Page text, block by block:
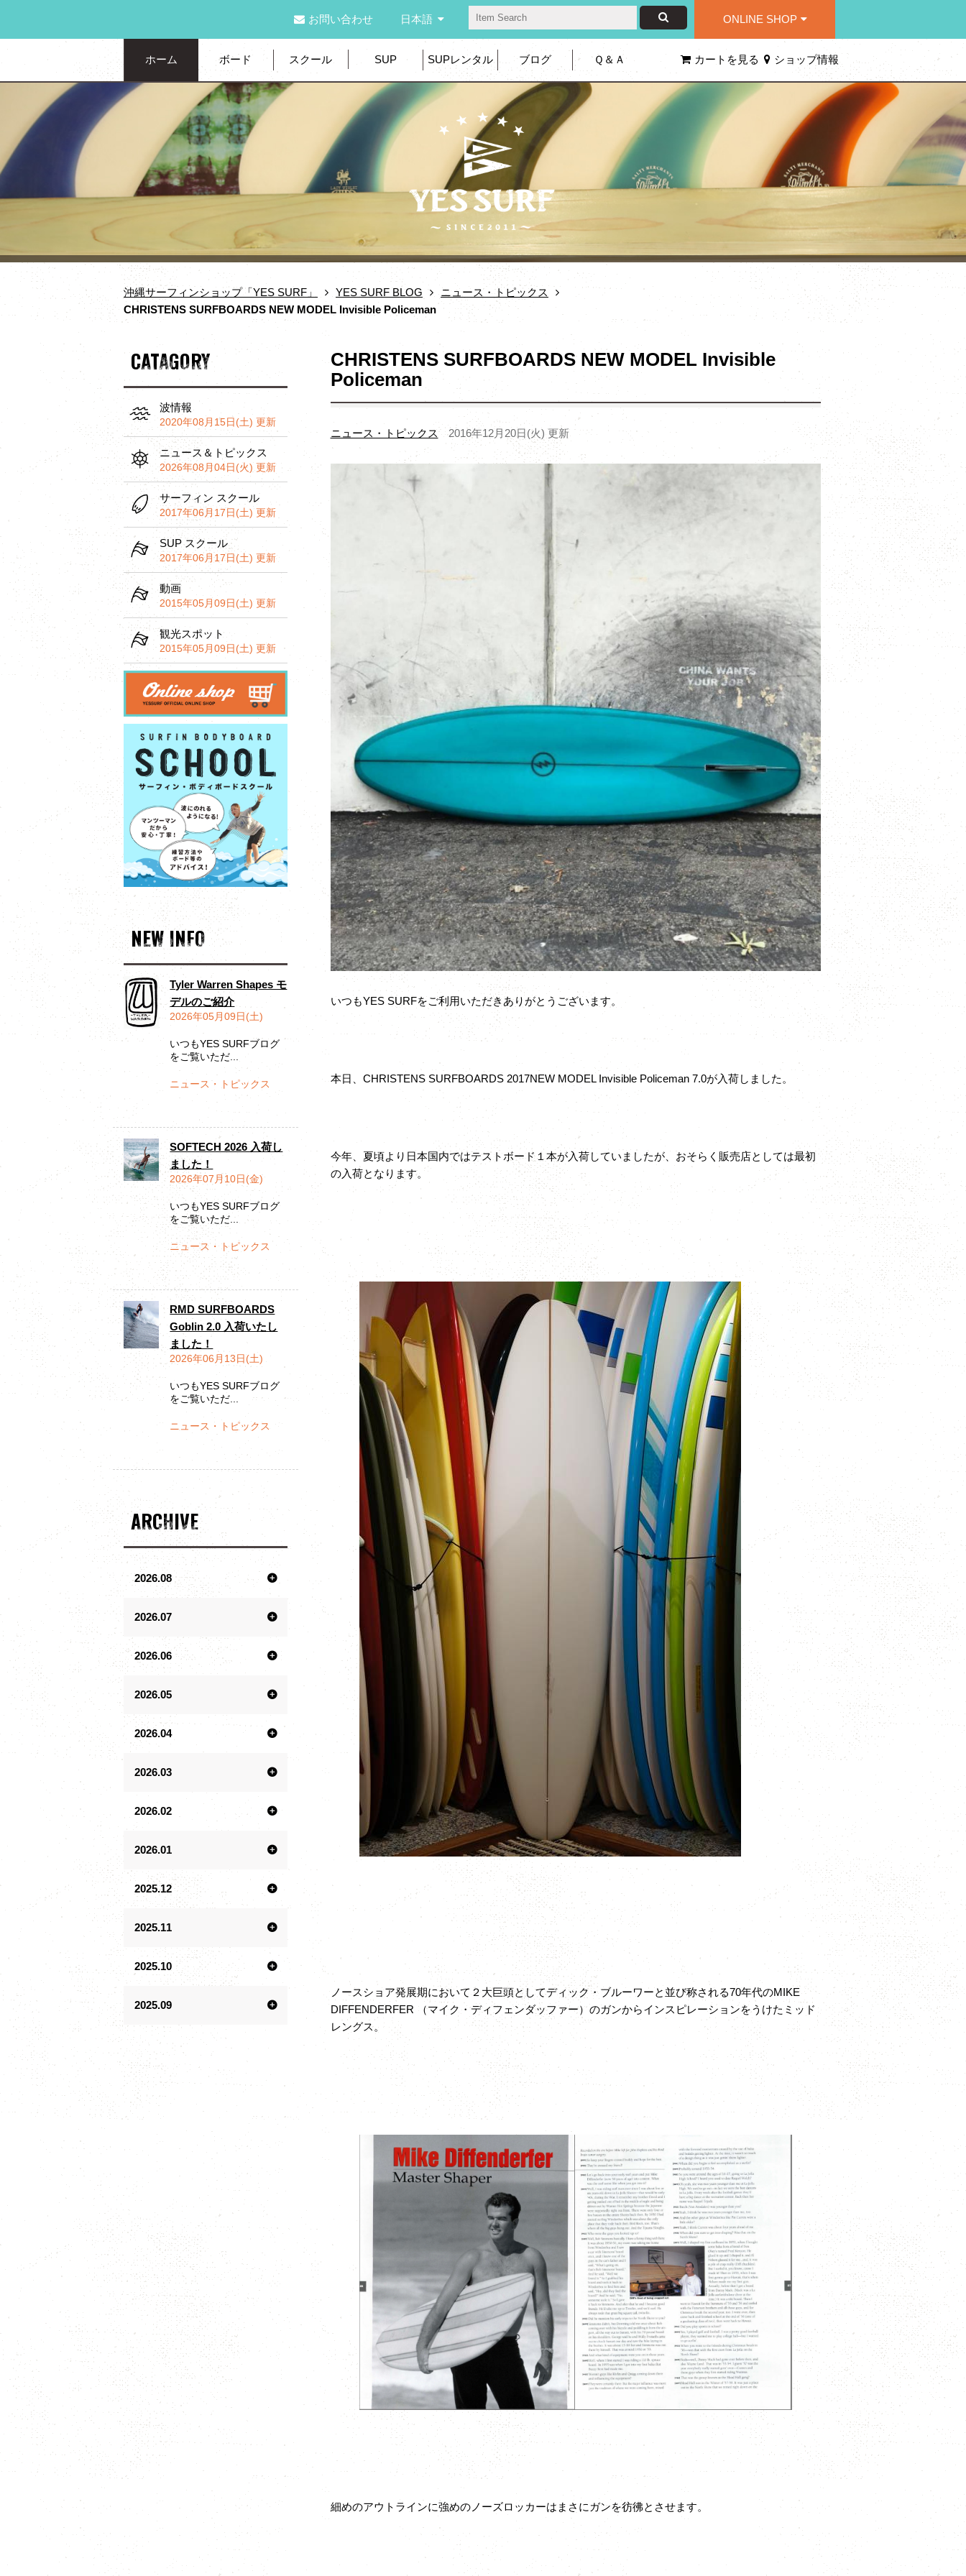
お問い合わせ 日本語 ONLINE SHOP
ホーム ボード スクール SUP SUPレンタル ブログ Ｑ＆Ａ カートを見る ショップ情報
沖縄サーフィンショップ「YES SURF」 YES SURF BLOG
ニュース・トピックス
CHRISTENS SURFBOARDS NEW MODEL Invisible Policeman
CHRISTENS SURFBOARDS NEW MODEL Invisible
Policeman
ニュース・トピックス 2016年12月20日(火) 更新
いつもYES SURFをご利用いただきありがとうございます。
本日、CHRISTENS SURFBOARDS 2017NEW MODEL Invisible Policeman 7.0が入荷しました。
今年、夏頃より日本国内ではテストボード１本が入荷していましたが、おそらく販売店としては最初
の入荷となります。
ノースショア発展期において２大巨頭としてディック・ブルーワーと並び称される70年代のMIKE
DIFFENDERFER （マイク・ディフェンダッファー）のガンからインスピレーションをうけたミッド
レングス。
細めのアウトラインに強めのノーズロッカーはまさにガンを彷彿とさせます。
CATAGORY
波情報
2020年08月15日(土) 更新
ニュース＆トピックス
2026年08月04日(火) 更新
サーフィン スクール
2017年06月17日(土) 更新
SUP スクール
2017年06月17日(土) 更新
動画
2015年05月09日(土) 更新
観光スポット
2015年05月09日(土) 更新
NEW INFO
Tyler Warren Shapes モ
デルのご紹介
2026年05月09日(土)
いつもYES SURFブログ
をご覧いただ...
ニュース・トピックス
SOFTECH 2026 入荷し
ました！
2026年07月10日(金)
いつもYES SURFブログ
をご覧いただ...
ニュース・トピックス
RMD SURFBOARDS
Goblin 2.0 入荷いたし
ました！
2026年06月13日(土)
いつもYES SURFブログ
をご覧いただ...
ニュース・トピックス
ARCHIVE
2026.08
2026.07
2026.06
2026.05
2026.04
2026.03
2026.02
2026.01
2025.12
2025.11
2025.10
2025.09